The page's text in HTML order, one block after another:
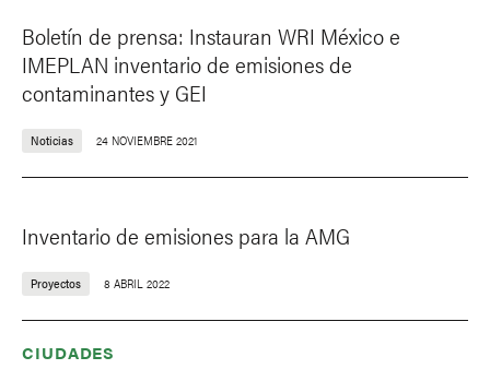
Boletín de prensa: Instauran WRI México e
IMEPLAN inventario de emisiones de
contaminantes y GEI
Noticias 24 NOVIEMBRE 2021
Inventario de emisiones para la AMG
Proyectos 8 ABRIL 2022
CIUDADES